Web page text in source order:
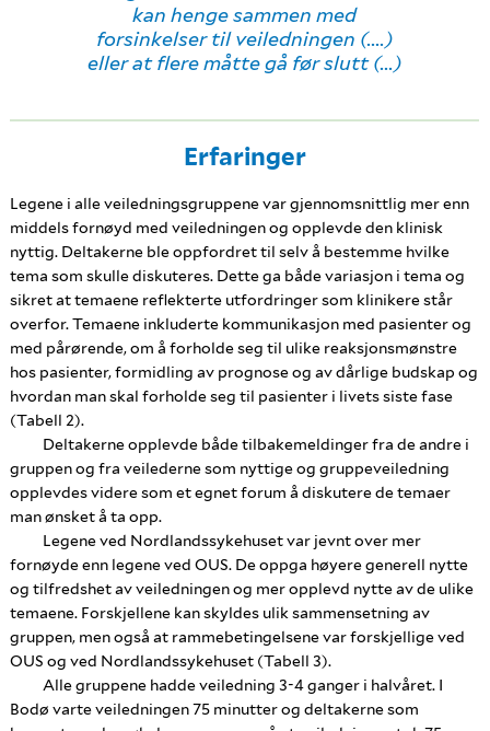
kan henge sammen med
forsinkelser til veiledningen (....)
eller at flere måtte gå før slutt (...)
Erfaringer
Legene i alle veiledningsgruppene var gjennomsnittlig mer enn
middels fornøyd med veiledningen og opplevde den klinisk
nyttig. Deltakerne ble oppfordret til selv å bestemme hvilke
tema som skulle diskuteres. Dette ga både variasjon i tema og
sikret at temaene reflekterte utfordringer som klinikere står
overfor. Temaene inkluderte kommunikasjon med pasienter og
med pårørende, om å forholde seg til ulike reaksjonsmønstre
hos pasienter, formidling av prognose og av dårlige budskap og
hvordan man skal forholde seg til pasienter i livets siste fase
(Tabell 2).
Deltakerne opplevde både tilbakemeldinger fra de andre i
gruppen og fra veilederne som nyttige og gruppeveiledning
opplevdes videre som et egnet forum å diskutere de temaer
man ønsket å ta opp.
Legene ved Nordlandssykehuset var jevnt over mer
fornøyde enn legene ved OUS. De oppga høyere generell nytte
og tilfredshet av veiledningen og mer opplevd nytte av de ulike
temaene. Forskjellene kan skyldes ulik sammensetning av
gruppen, men også at rammebetingelsene var forskjellige ved
OUS og ved Nordlandssykehuset (Tabell 3).
Alle gruppene hadde veiledning 3-4 ganger i halvåret. I
Bodø varte veiledningen 75 minutter og deltakerne som